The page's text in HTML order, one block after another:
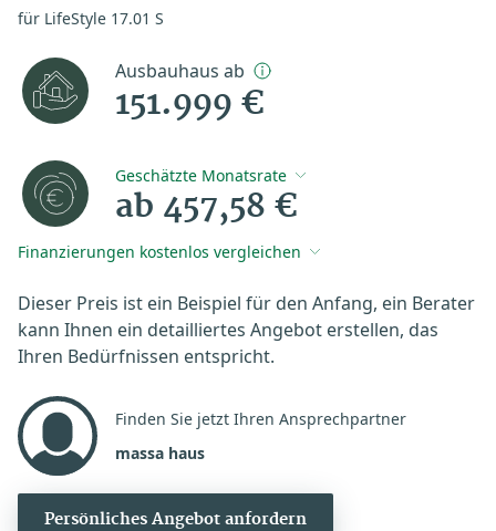
für LifeStyle 17.01 S
Ausbauhaus ab
151.999 €
Geschätzte Monatsrate
ab 457,58 €
Finanzierungen kostenlos vergleichen
Dieser Preis ist ein Beispiel für den Anfang, ein Berater
kann Ihnen ein detailliertes Angebot erstellen, das
Ihren Bedürfnissen entspricht.
Finden Sie jetzt Ihren Ansprechpartner
massa haus
Persönliches Angebot anfordern